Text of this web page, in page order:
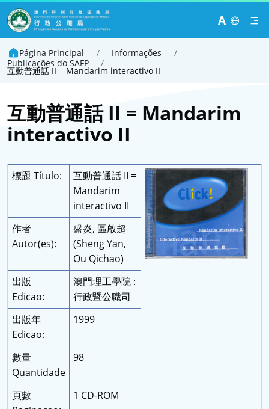
A
Página Principal / Informações
/
Publicações do SAFP
/
互動普通話 II = Mandarim interactivo II
互動普通話 II = Mandarim
interactivo II
標題 Título:
互動普通話 II =
Mandarim
interactivo II
作者
Autor(es):
盛炎, 區啟超
(Sheng Yan,
Ou Qichao)
出版
Edicao:
澳門理工學院 :
行政暨公職司
出版年
Edicao:
1999
數量
Quantidade
98
頁數
1 CD-ROM